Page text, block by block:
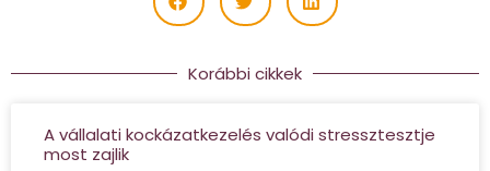
Korábbi cikkek
A vállalati kockázatkezelés valódi stressztesztje
most zajlik